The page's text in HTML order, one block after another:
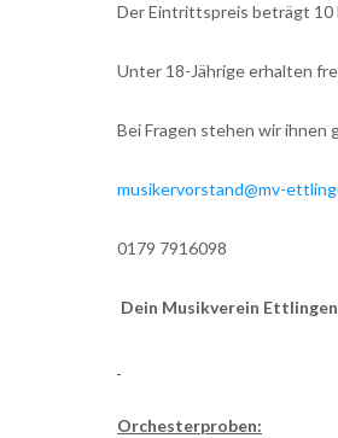
Der Eintrittspreis beträgt 10
Unter 18-Jährige erhalten
Bei Fragen stehen wir ihnen
musikervorstand@mv-
0179 7916098
Dein Musikverein
Orchesterproben: